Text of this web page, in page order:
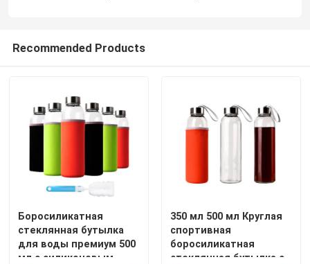
Recommended Products
Боросиликатная
стеклянная бутылка
для воды премиум 500
мл с силиконовым
350 мл 500 мл Круглая
спортивная
боросиликатная
стеклянная бутылка с